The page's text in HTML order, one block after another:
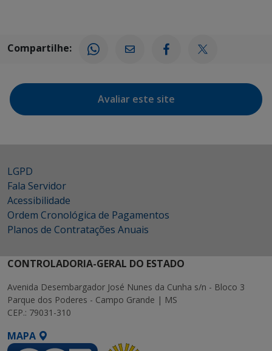
Compartilhe:
Avaliar este site
LGPD
Fala Servidor
Acessibilidade
Ordem Cronológica de Pagamentos
Planos de Contratações Anuais
CONTROLADORIA-GERAL DO ESTADO
Avenida Desembargador José Nunes da Cunha s/n - Bloco 3
Parque dos Poderes - Campo Grande | MS
CEP.: 79031-310
MAPA